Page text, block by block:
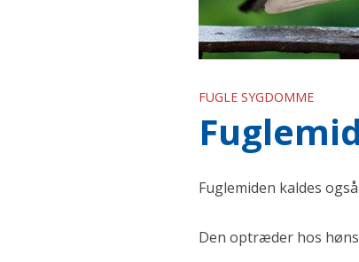
FUGLE SYGDOMME
Fuglemiden kaldes
Den optræder hos